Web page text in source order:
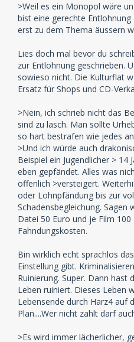
>Weil es ein Monopol wäre
bist eine gerechte
erst zu dem Thema äussern
Lies doch mal bevor du
zur Entlohnung geschrieben.
sowieso nicht. Die Kulturflat
Ersatz für Shops und CD-
>Nein, ich schrieb nicht das
sind zu lasch. Man sollte
so hart bestrafen wie jedes
>Und ich würde auch
Beispiel ein Jugendlicher > 14
eben gepfändet. Alles was
öffenlich >versteigert.
oder Lohnpfändung bis zur
Schadensbegleichung.
Datei 50 Euro und je Film
Fahndungskosten.
Bin wirklich echt sprachlos
Einstellung gibt.
Ruinierung. Super. Dann hast
Leben ruiniert. Dieses Leben
Lebensende durch Harz4 auf
Plan....Wer nicht zahlt darf
>Es wird immer lächerlicher,